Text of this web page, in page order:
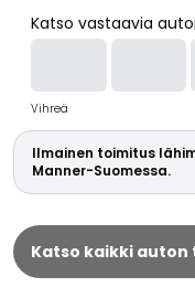
Automerkit
BMW
Kia
Mercedes-Benz
Polestar
Skoda
Tesla
Toyota
Volkswagen
Katso vastaavia
Vihreä
Ilmainen toimitus
Manner-Suomessa.
Katso kaikki auton